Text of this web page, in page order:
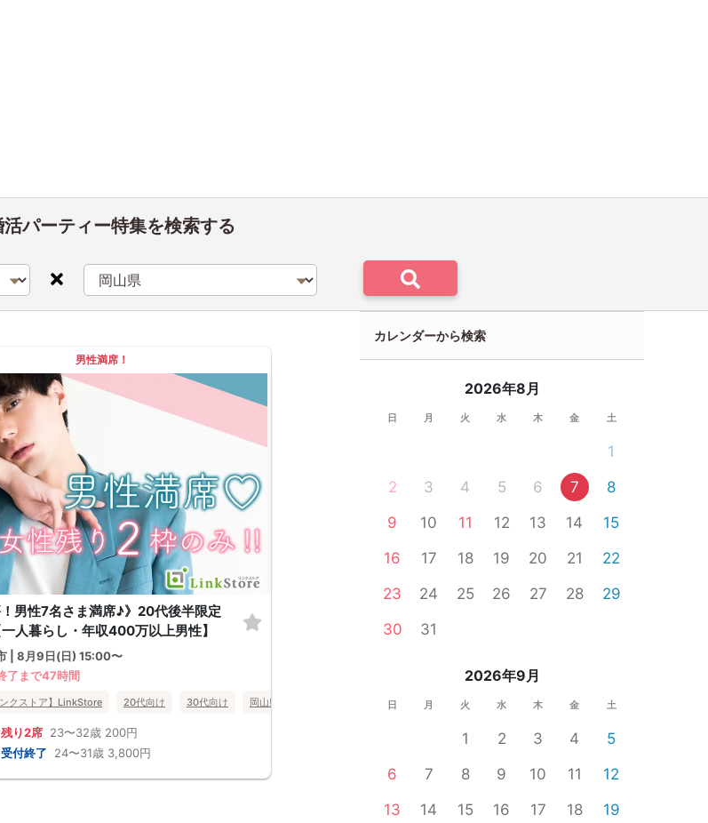
活パーティー特集を検索する
岡山市
男性満席！
！男性7名さま満席♪》20代後半限定
人暮らし・年収400万以上男性】
| 8月9日(日) 15:00〜
了まで47時間
ンクストア】LinkStore 20代向け 30代向け 岡山県
残り2席 23〜32歳 200円
受付終了 24〜31歳 3,800円
カレンダーから検索
2026年8月
日 月 火 水 木 金 土
1
2
3 4 5 6 7
8
9
10 11 12 13 14
15
16
17 18 19 20 21
22
23
24 25 26 27 28
29
30
31
2026年9月
日 月 火 水 木 金 土
1 2 3 4
5
6
7 8 9 10 11
12
13
14 15 16 17 18
19